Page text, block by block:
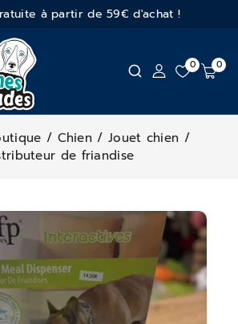
à partir de 59€ d'achat !
0 0
/ Chien / Jouet chien /
de friandise